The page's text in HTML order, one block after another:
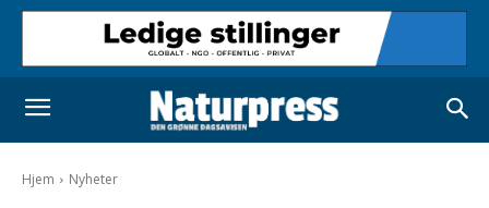
Hjem Nyheter